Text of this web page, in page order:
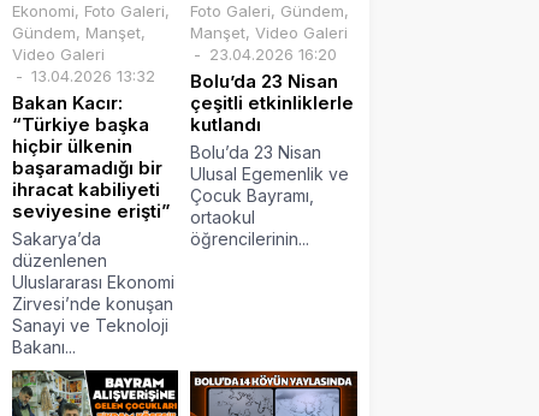
Ekonomi, Foto Galeri,
Gündem, Manşet,
Video Galeri
13.04.2026 13:32
Bakan Kacır:
“Türkiye başka
hiçbir ülkenin
başaramadığı bir
ihracat kabiliyeti
seviyesine erişti”
Sakarya’da
düzenlenen
Uluslararası Ekonomi
Zirvesi’nde konuşan
Sanayi ve Teknoloji
Bakanı...
Foto Galeri, Gündem,
Manşet,Video Galeri
23.04.2026 16:20
Bolu’da 23 Nisan
çeşitli etkinliklerle
kutlandı
Bolu’da 23 Nisan
Ulusal Egemenlik ve
Çocuk Bayramı,
ortaokul
öğrencilerinin...